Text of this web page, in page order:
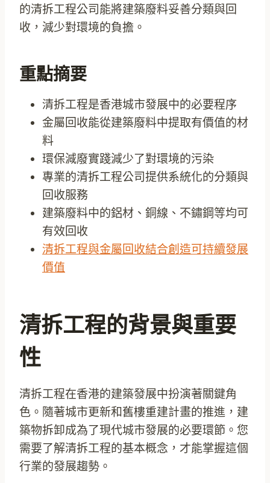
的清拆工程公司能將建築廢料妥善分類與回
收，減少對環境的負擔。
重點摘要
清拆工程是香港城市發展中的必要程序
金屬回收能從建築廢料中提取有價值的材
料
環保減廢實踐減少了對環境的污染
專業的清拆工程公司提供系統化的分類與
回收服務
建築廢料中的鋁材、銅線、不鏽鋼等均可
有效回收
清拆工程與金屬回收結合創造可持續發展
價值
清拆工程的背景與重要
性
清拆工程在香港的建築發展中扮演著關鍵角
色。隨著城市更新和舊樓重建計畫的推進，建
築物拆卸成為了現代城市發展的必要環節。您
需要了解清拆工程的基本概念，才能掌握這個
行業的發展趨勢。